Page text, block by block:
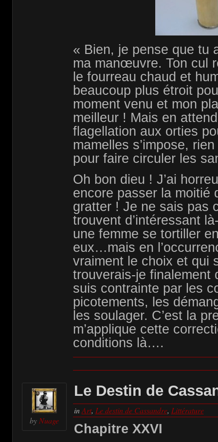
« Bien, je pense que tu
ma manœuvre. Ton cul
le fourreau chaud et
beaucoup plus étroit
moment venu et mon
meilleur ! Mais en
flagellation aux orties
mamelles s’impose,
pour faire circuler les
Oh bon dieu ! J’ai
encore passer la moitié
gratter ! Je ne sais pas
trouvent d’intéressant
une femme se tortiller
eux…mais en
vraiment le choix et qui
trouverais-je finalement
suis contrainte par les
picotements, les
les soulager. C’est la
m’applique cette
conditions là….
by Nuage
Le Destin de
inArt, Le destin de Cassandre, Littérature
Chapitre XXVI